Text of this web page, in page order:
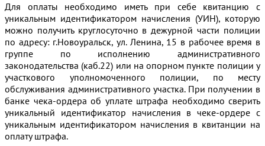
Для оплаты необходимо иметь при себе квитанцию с
уникальным идентификатором начисления (УИН), которую
можно получить круглосуточно в дежурной части полиции
по адресу: г.Новоуральск, ул. Ленина, 15 в рабочее время в
группе по исполнению административного
законодательства (каб.22) или на опорном пункте полиции у
участкового уполномоченного полиции, по месту
обслуживания административного участка. При получении в
банке чека-ордера об уплате штрафа необходимо сверить
уникальный идентификатор начисления в чеке-ордере с
уникальным идентификатором начисления в квитанции на
оплату штрафа.